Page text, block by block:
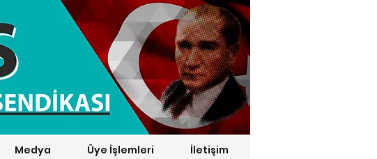
Medya Üye İşlemleri İletişim